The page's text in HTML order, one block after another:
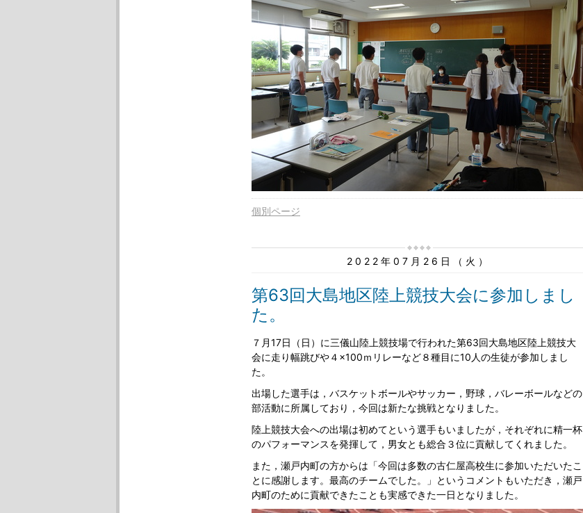
個別ページ
2022年07月26日（火）
第63回大島地区陸上競技大会に参加しまし
た。
７月17日（日）に三儀山陸上競技場で行われた第63回大島地区陸上競技大
会に走り幅跳びや４×100ｍリレーなど８種目に10人の生徒が参加しまし
た。
出場した選手は，バスケットボールやサッカー，野球，バレーボールなどの
部活動に所属しており，今回は新たな挑戦となりました。
陸上競技大会への出場は初めてという選手もいましたが，それぞれに精一杯
のパフォーマンスを発揮して，男女とも総合３位に貢献してくれました。
また，瀬戸内町の方からは「今回は多数の古仁屋高校生に参加いただいたこ
とに感謝します。最高のチームでした。」というコメントもいただき，瀬戸
内町のために貢献できたことも実感できた一日となりました。